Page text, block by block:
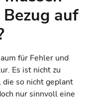
auf
für Fehler und
Es ist nicht zu
die so nicht geplant
nur sinnvoll eine